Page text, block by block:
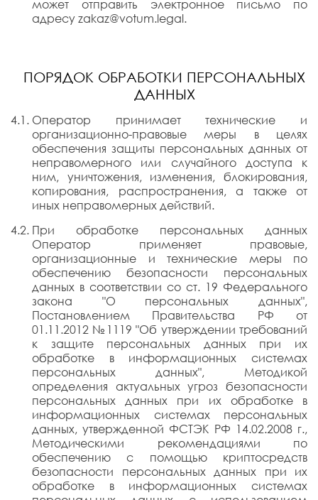
может отправить электронное письмо по
адресу zakaz@votum.legal.
ПОРЯДОК ОБРАБОТКИ ПЕРСОНАЛЬНЫХ
ДАННЫХ
Оператор принимает технические и
организационно-правовые меры в целях
обеспечения защиты персональных данных от
неправомерного или случайного доступа к
ним, уничтожения, изменения, блокирования,
копирования, распространения, а также от
иных неправомерных действий.
При обработке персональных данных
Оператор применяет правовые,
организационные и технические меры по
обеспечению безопасности персональных
данных в соответствии со ст. 19 Федерального
закона "О персональных данных",
Постановлением Правительства РФ от
01.11.2012 №1119 "Об утверждении требований
к защите персональных данных при их
обработке в информационных системах
персональных данных", Методикой
определения актуальных угроз безопасности
персональных данных при их обработке в
информационных системах персональных
данных, утвержденной ФСТЭК РФ 14.02.2008 г.,
Методическими рекомендациями по
обеспечению с помощью криптосредств
безопасности персональных данных при их
обработке в информационных системах